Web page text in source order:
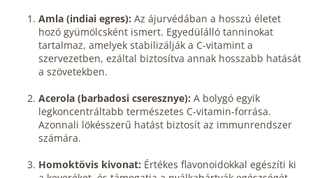
Amla (indiai egres): Az ájurvédában a hosszú életet
hozó gyümölcsként ismert. Egyedülálló tanninokat
tartalmaz, amelyek stabilizálják a C-vitamint a
szervezetben, ezáltal biztosítva annak hosszabb hatását
a szövetekben.
Acerola (barbadosi cseresznye): A bolygó egyik
legkoncentráltabb természetes C-vitamin-forrása.
Azonnali lökésszerű hatást biztosít az immunrendszer
számára.
Homoktövis kivonat: Értékes flavonoidokkal egészíti ki